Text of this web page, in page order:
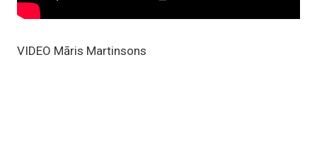
VIDEO Māris Martinsons